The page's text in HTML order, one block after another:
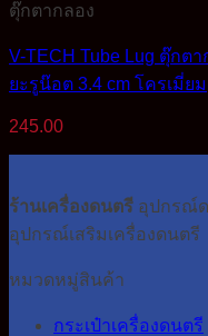
ตุ๊กตากลอง
V-TECH Tube Lug ตุ๊กต
ยะรูน๊อต 3.4 cm โครเมี่ยม
245.00
ร้านเครื่องดนตรี อุปกรณ์ด
อุปกรณ์เสริมเครื่องดนตรี
หมวดหมู่สินค้า
กระเป๋าเครื่องดนตรี